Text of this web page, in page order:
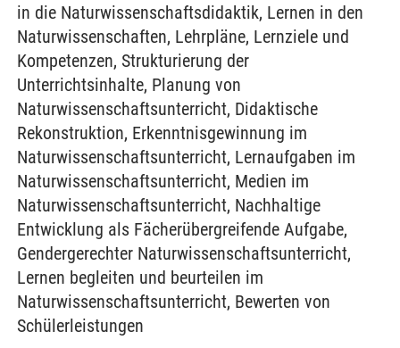
in die Naturwissenschaftsdidaktik, Lernen in den
Naturwissenschaften, Lehrpläne, Lernziele und
Kompetenzen, Strukturierung der
Unterrichtsinhalte, Planung von
Naturwissenschaftsunterricht, Didaktische
Rekonstruktion, Erkenntnisgewinnung im
Naturwissenschaftsunterricht, Lernaufgaben im
Naturwissenschaftsunterricht, Medien im
Naturwissenschaftsunterricht, Nachhaltige
Entwicklung als Fächerübergreifende Aufgabe,
Gendergerechter Naturwissenschaftsunterricht,
Lernen begleiten und beurteilen im
Naturwissenschaftsunterricht, Bewerten von
Schülerleistungen